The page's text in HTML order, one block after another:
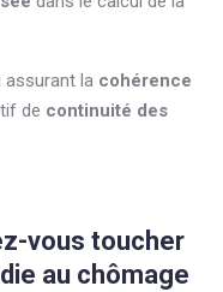
assurant la cohérence
de continuité des
vous toucher
au chômage